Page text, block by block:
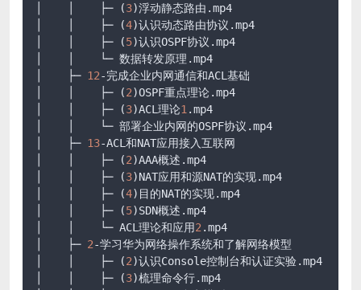
│    │    ├─ (3)浮动静态路由 .mp4
│    │    ├─ (4)认识动态路由协议 .mp4
│    │    ├─ (5)认识OSPF协议 .mp4
│    │    └─ 数据转发原理 .mp4
│    ├─ 12-完成企业内网通信和ACL基础
│    │    ├─ (2)OSPF重点理论.mp4
│    │    ├─ (3)ACL理论1 .mp4
│    │    └─ 部署企业内网的OSPF协议 .mp4
│    ├─ 13-ACL和NAT应用接入互联网
│    │    ├─ (2)AAA概述 .mp4
│    │    ├─ (3)NAT应用和源NAT的实现.mp4
│    │    ├─ (4)目的NAT的实现.mp4
│    │    ├─ (5)SDN概述 .mp4
│    │    └─ ACL理论和应用2 .mp4
│    ├─ 2-学习华为网络操作系统和了解网络模型
│    │    ├─ (2)认识Console控制台和认证实验.mp4
│    │    ├─ (3)梳理命令行.mp4